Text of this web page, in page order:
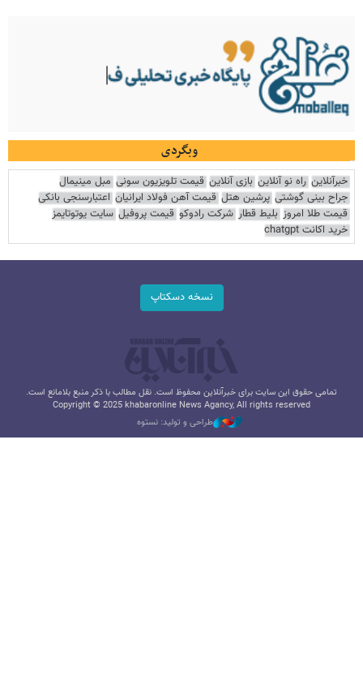
وبگردی
خبرآنلاین راه نو آنلاین بازی آنلاین قیمت تلویزیون سونی مبل مینیمال
جراح بینی گوشتی پرشین هتل قیمت آهن فولاد ایرانیان اعتبارسنجی بانکی
قیمت طلا امروز بلیط قطار شرکت رادوکو قیمت پروفیل سایت یوتوتایمز
خرید اکانت chatgpt
نسخه دسکتاپ
تمامی حقوق این سایت برای خبرآنلاین محفوظ است. نقل مطالب با ذکر منبع بلامانع است.
Copyright © 2025 khabaronline News Agancy, All rights reserved
طراحی و تولید: نستوه